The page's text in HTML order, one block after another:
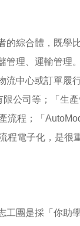
的綜合體，既學
管理、運輸管理
流中心或訂單履
公司等；「生
流程；「
電子化，是很
團是採「你助學